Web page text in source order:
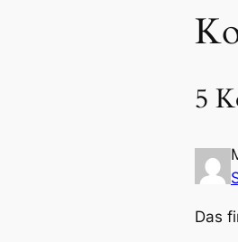
5
Das